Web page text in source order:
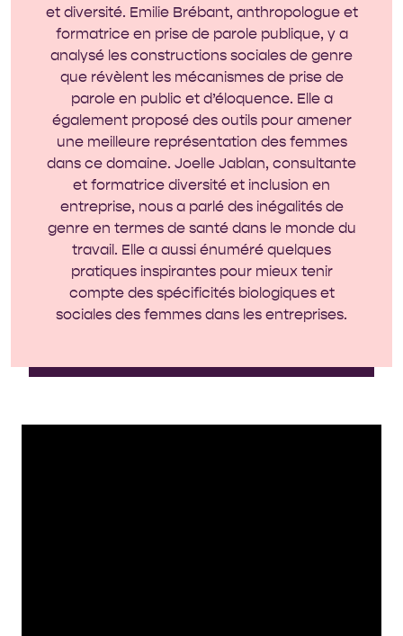
et diversité. Emilie Brébant, anthropologue et
formatrice en prise de parole publique, y a
analysé les constructions sociales de genre
que révèlent les mécanismes de prise de
parole en public et d’éloquence. Elle a
également proposé des outils pour amener
une meilleure représentation des femmes
dans ce domaine. Joelle Jablan, consultante
et formatrice diversité et inclusion en
entreprise, nous a parlé des inégalités de
genre en termes de santé dans le monde du
travail. Elle a aussi énuméré quelques
pratiques inspirantes pour mieux tenir
compte des spécificités biologiques et
sociales des femmes dans les entreprises.